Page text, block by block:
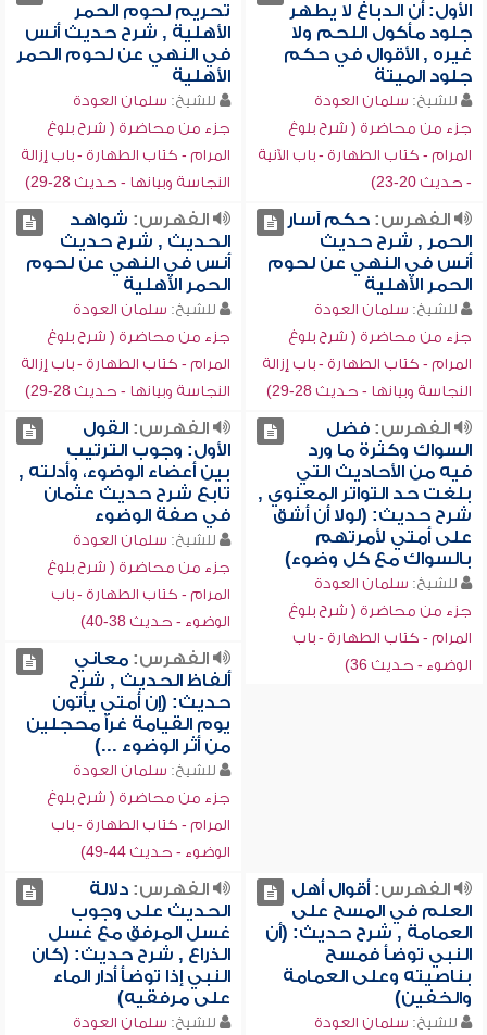
الأول: أن الدباغ لا يطهر
جلود مأكول اللحم ولا
غيره , الأقوال في حكم
جلود الميتة
للشيخ: سلمان العودة
جزء من محاضرة ( شرح بلوغ
المرام - كتاب الطهارة - باب الآنية
- حديث 20-23)
تحريم لحوم الحمر
الأهلية , شرح حديث أنس
في النهي عن لحوم الحمر
الأهلية
للشيخ: سلمان العودة
جزء من محاضرة ( شرح بلوغ
المرام - كتاب الطهارة - باب إزالة
النجاسة وبيانها - حديث 28-29)
الفهرس:حكم آسار
الحمر , شرح حديث
أنس في النهي عن لحوم
الحمر الأهلية
للشيخ: سلمان العودة
جزء من محاضرة ( شرح بلوغ
المرام - كتاب الطهارة - باب إزالة
النجاسة وبيانها - حديث 28-29)
الفهرس: شواهد
الحديث , شرح حديث
أنس في النهي عن لحوم
الحمر الأهلية
للشيخ: سلمان العودة
جزء من محاضرة ( شرح بلوغ
المرام - كتاب الطهارة - باب إزالة
النجاسة وبيانها - حديث 28-29)
الفهرس:فضل
السواك وكثرة ما ورد
فيه من الأحاديث التي
بلغت حد التواتر المعنوي ,
شرح حديث: (لولا أن أشق
على أمتي لأمرتهم
بالسواك مع كل وضوء)
للشيخ: سلمان العودة
جزء من محاضرة ( شرح بلوغ
المرام - كتاب الطهارة - باب
الوضوء - حديث 36)
الفهرس:القول
الأول: وجوب الترتيب
بين أعضاء الوضوء، وأدلته ,
تابع شرح حديث عثمان
في صفة الوضوء
للشيخ: سلمان العودة
جزء من محاضرة ( شرح بلوغ
المرام - كتاب الطهارة - باب
الوضوء - حديث 38-40)
الفهرس:معاني
ألفاظ الحديث , شرح
حديث: (إن أمتي يأتون
يوم القيامة غراً محجلين
من أثر الوضوء ...)
للشيخ: سلمان العودة
جزء من محاضرة ( شرح بلوغ
المرام - كتاب الطهارة - باب
الوضوء - حديث 44-49)
الفهرس:أقوال أهل
العلم في المسح على
العمامة , شرح حديث: (أن
النبي توضأ فمسح
بناصيته وعلى العمامة
والخفين)
للشيخ: سلمان العودة
الفهرس:دلالة
الحديث على وجوب
غسل المرفق مع غسل
الذراع , شرح حديث: (كان
النبي إذا توضأ أدار الماء
على مرفقيه)
للشيخ: سلمان العودة